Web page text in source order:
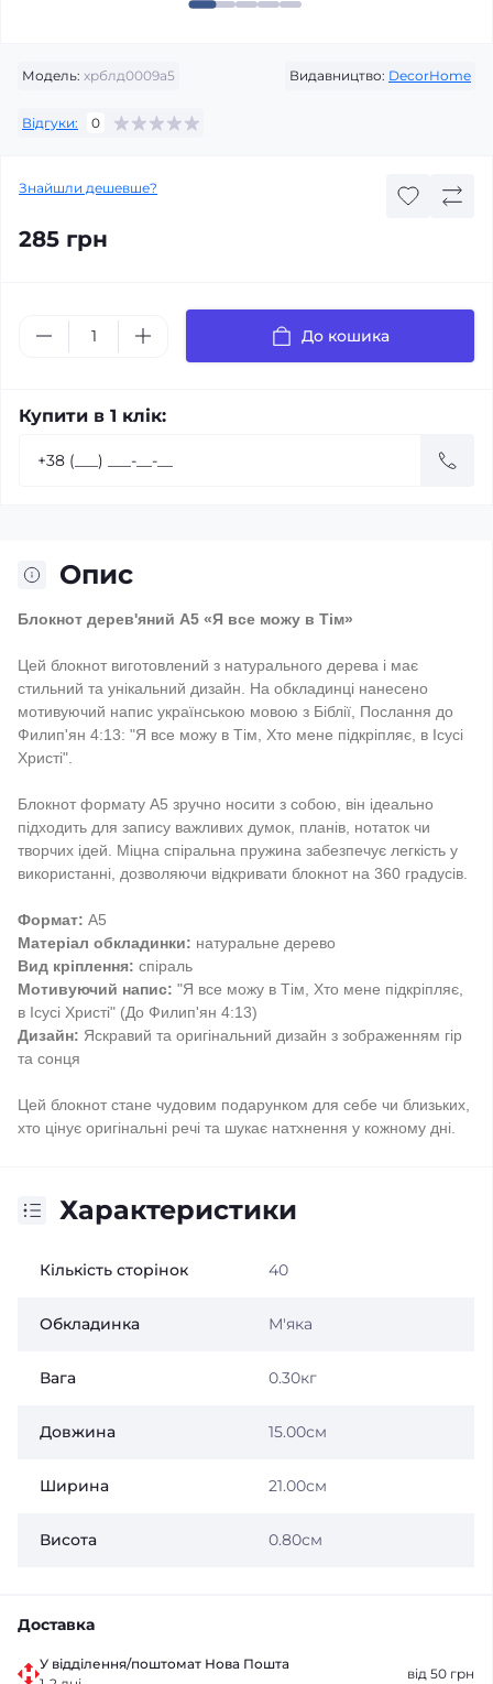
Модель: хрблд0009а5 Видавництво: DecorHome
Відгуки: 0
Знайшли дешевше?
285 грн
До кошика
Купити в 1 клік:
Опис
Блокнот дерев'яний А5 «Я все можу в Тім»
Цей блокнот виготовлений з натурального дерева і має
стильний та унікальний дизайн. На обкладинці нанесено
мотивуючий напис українською мовою з Біблії, Послання до
Филип'ян 4:13: "Я все можу в Тім, Хто мене підкріпляє, в Ісусі
Христі".
Блокнот формату А5 зручно носити з собою, він ідеально
підходить для запису важливих думок, планів, нотаток чи
творчих ідей. Міцна спіральна пружина забезпечує легкість у
використанні, дозволяючи відкривати блокнот на 360 градусів.
Формат: А5
Матеріал обкладинки: натуральне дерево
Вид кріплення: спіраль
Мотивуючий напис: "Я все можу в Тім, Хто мене підкріпляє,
в Ісусі Христі" (До Филип'ян 4:13)
Дизайн: Яскравий та оригінальний дизайн з зображенням гір
та сонця
Цей блокнот стане чудовим подарунком для себе чи близьких,
хто цінує оригінальні речі та шукає натхнення у кожному дні.
Характеристики
Кількість сторінок 40
Обкладинка М'яка
Вага 0.30кг
Довжина 15.00см
Ширина 21.00см
Висота 0.80см
Доставка
У відділення/поштомат Нова Пошта
від 50 грн